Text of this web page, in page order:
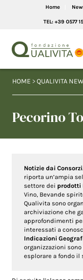
Home
TEL: +39 0577
HOME >QUALIVITA
Pecorino
Notizie dai Consorzi
riporta un’ampia
settore dei prodotti
Vino, Bevande
Qualivita sono
archiviazione che
approfondimenti
interessati a
Indicazioni
organizzazioni
esplorare a fondo il